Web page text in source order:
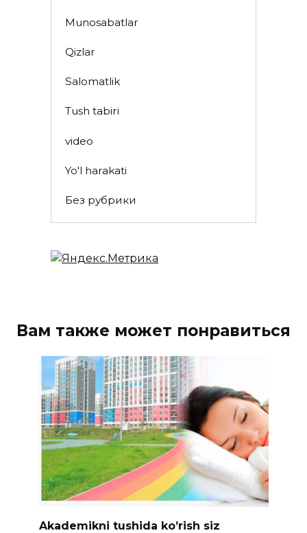
Munosabatlar
Qizlar
Salomatlik
Tush tabiri
video
Yo'l harakati
Без рубрики
Вам также может понравиться
Akademikni tushida ko’rish siz